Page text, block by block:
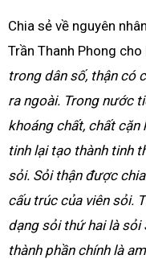
Chia sẻ về nguyên
Trần Thanh Phong cho
trong dân số, thận có
ra ngoài. Trong nước
khoáng chất, chất cặn
tinh lại tạo thành tinh
sỏi. Sỏi thận được
cấu trúc của viên sỏi.
dạng sỏi thứ hai là
thành phần chính là